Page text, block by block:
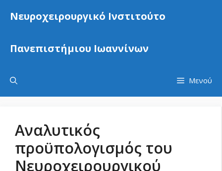
Νευροχειρουργικό Ινστιτούτο
Πανεπιστήμιου Ιωαννίνων
Μενού
Aναλυτικός
προϋπολογισμός του
Νευροχειρουργικού